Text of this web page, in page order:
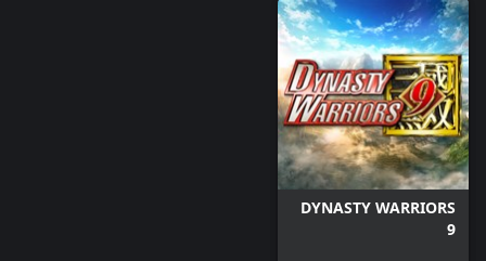
DYNASTY WARRIORS
9